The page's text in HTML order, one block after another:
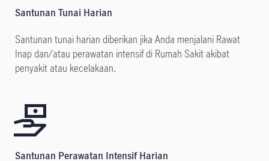
Santunan Tunai Harian
Santunan tunai harian diberikan jika Anda menjalani Rawat
Inap dan/atau perawatan intensif di Rumah Sakit akibat
penyakit atau kecelakaan.
Santunan Perawatan Intensif Harian